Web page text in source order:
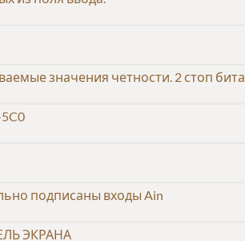
значения четности. 2 стоп бита
подписаны входы Ain
ЭКРАНА